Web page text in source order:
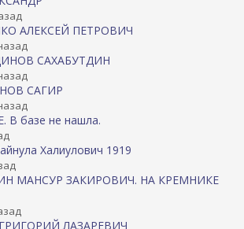
АЛЕКСЕЙ ПЕТРОВИЧ
САХАБУТДИН
САГИР
В базе не нашла.
Халиулович 1919
МАНСУР ЗАКИРОВИЧ. НА КРЕМНИКЕ
ЛАЗАРЕВИЧ